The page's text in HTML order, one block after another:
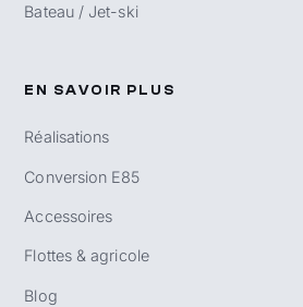
Bateau / Jet-ski
EN SAVOIR PLUS
Réalisations
Conversion E85
Accessoires
Flottes & agricole
Blog